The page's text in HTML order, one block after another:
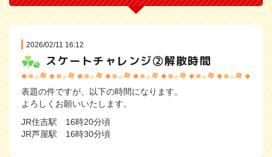
2026/02/11 16:12
スケートチャレンジ②解散時間
表題の件ですが、以下の時間になります。
よろしくお願いいたします。
JR住吉駅 16時20分頃
JR芦屋駅 16時30分頃